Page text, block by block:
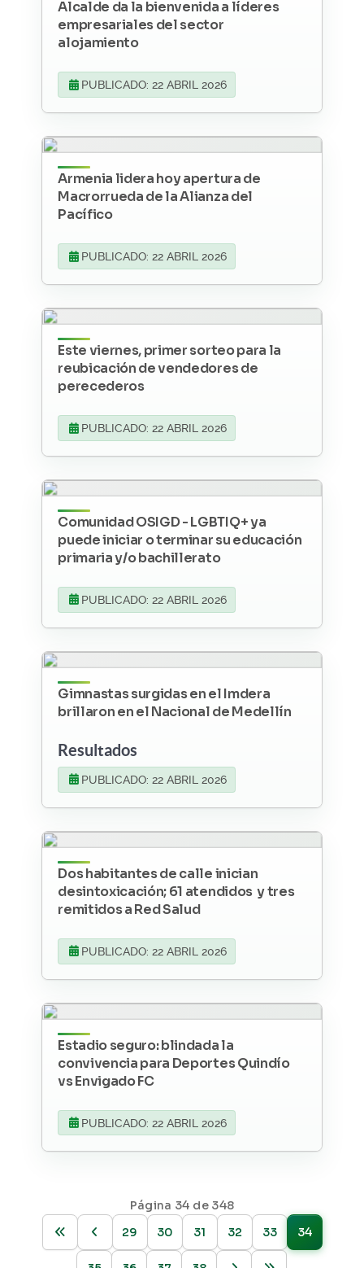
Alcalde da la bienvenida a líderes
empresariales del sector
alojamiento
PUBLICADO: 22 ABRIL 2026
Armenia lidera hoy apertura de
Macrorrueda de la Alianza del
Pacífico
PUBLICADO: 22 ABRIL 2026
Este viernes, primer sorteo para la
reubicación de vendedores de
perecederos
PUBLICADO: 22 ABRIL 2026
Comunidad OSIGD - LGBTIQ+ ya
puede iniciar o terminar su educación
primaria y/o bachillerato
PUBLICADO: 22 ABRIL 2026
Gimnastas surgidas en el Imdera
brillaron en el Nacional de Medellín
Resultados
PUBLICADO: 22 ABRIL 2026
Dos habitantes de calle inician
desintoxicación; 61 atendidos y tres
remitidos a Red Salud
PUBLICADO: 22 ABRIL 2026
Estadio seguro: blindada la
convivencia para Deportes Quindío
vs Envigado FC
PUBLICADO: 22 ABRIL 2026
Página 34 de 348
29
30 31 32 33 34